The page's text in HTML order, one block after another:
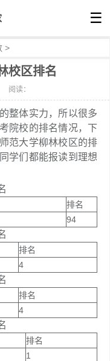
☰
>
校区排名
阅读：
整体实力，所以很多
院校的排名情况，下
范大学柳林校区的排
学们都能报读到理想
排名
94
排名
4
排名
4
排名
1